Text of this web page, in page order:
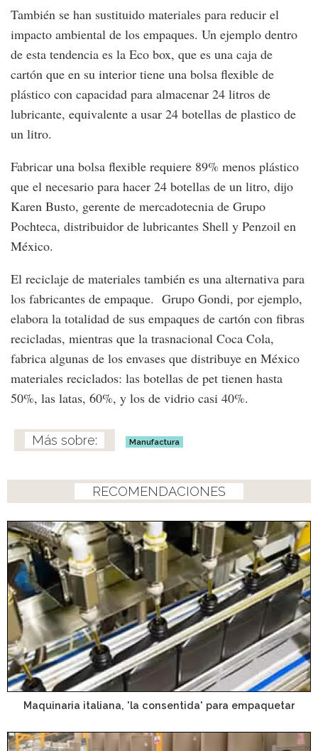
También se han sustituido materiales para reducir el
impacto ambiental de los empaques. Un ejemplo dentro
de esta tendencia es la Eco box, que es una caja de
cartón que en su interior tiene una bolsa flexible de
plástico con capacidad para almacenar 24 litros de
lubricante, equivalente a usar 24 botellas de plastico de
un litro.
Fabricar una bolsa flexible requiere 89% menos plástico
que el necesario para hacer 24 botellas de un litro, dijo
Karen Busto, gerente de mercadotecnia de Grupo
Pochteca, distribuidor de lubricantes Shell y Penzoil en
México.
El reciclaje de materiales también es una alternativa para
los fabricantes de empaque. Grupo Gondi, por ejemplo,
elabora la totalidad de sus empaques de cartón con fibras
recicladas, mientras que la trasnacional Coca Cola,
fabrica algunas de los envases que distribuye en México
materiales reciclados: las botellas de pet tienen hasta
50%, las latas, 60%, y los de vidrio casi 40%.
Manufactura
RECOMENDACIONES
Maquinaria italiana, 'la consentida' para empaquetar